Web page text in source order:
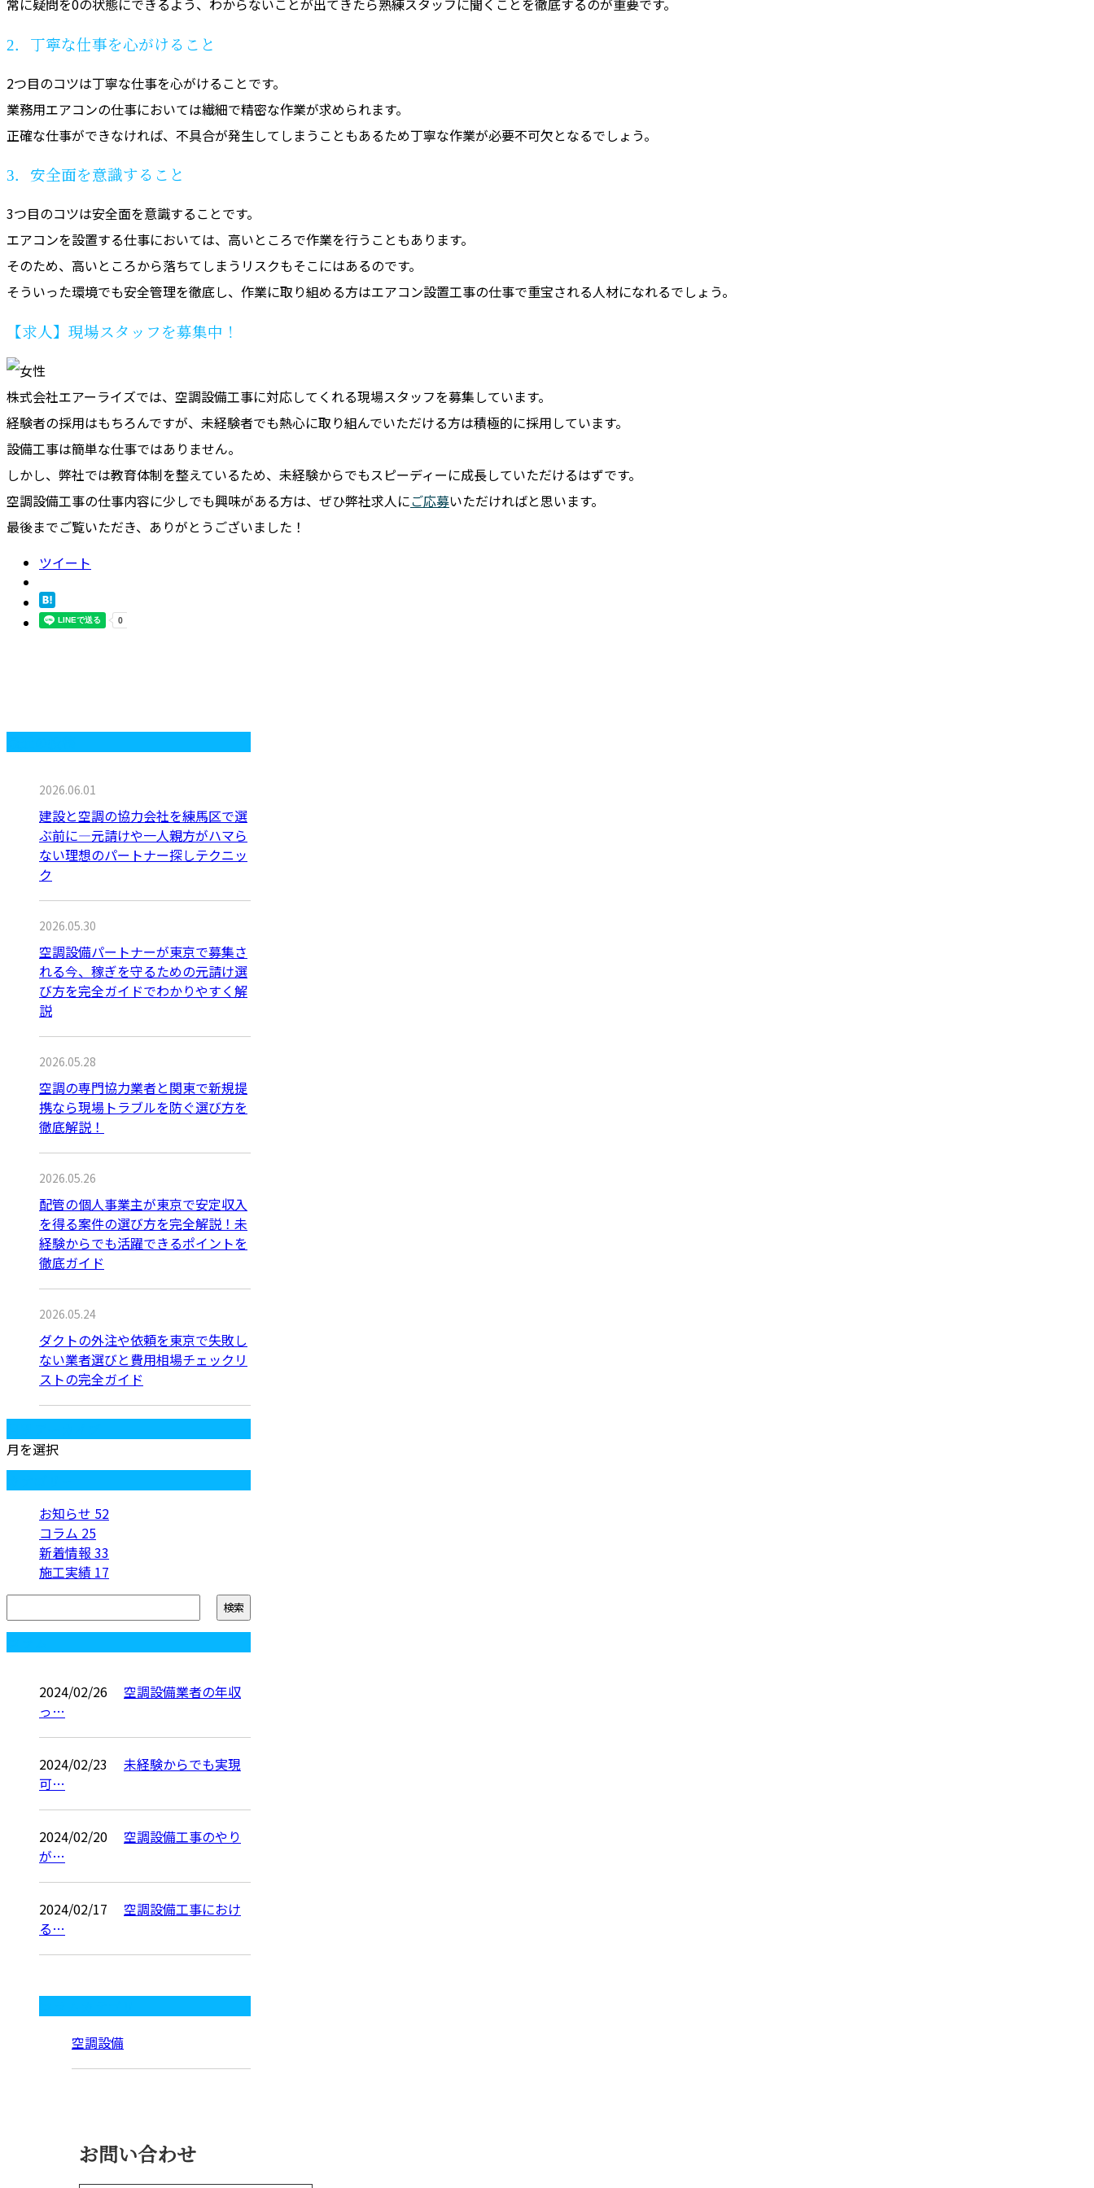
常に疑問を0の状態にできるよう、わからないことが出てきたら熟練スタッフに聞くことを徹底するのが重要です。
2．丁寧な仕事を心がけること
2つ目のコツは丁寧な仕事を心がけることです。
業務用エアコンの仕事においては繊細で精密な作業が求められます。
正確な仕事ができなければ、不具合が発生してしまうこともあるため丁寧な作業が必要不可欠となるでしょう。
3．安全面を意識すること
3つ目のコツは安全面を意識することです。
エアコンを設置する仕事においては、高いところで作業を行うこともあります。
そのため、高いところから落ちてしまうリスクもそこにはあるのです。
そういった環境でも安全管理を徹底し、作業に取り組める方はエアコン設置工事の仕事で重宝される人材になれるでしょう。
【求人】現場スタッフを募集中！
株式会社エアーライズでは、空調設備工事に対応してくれる現場スタッフを募集しています。
経験者の採用はもちろんですが、未経験者でも熱心に取り組んでいただける方は積極的に採用しています。
設備工事は簡単な仕事ではありません。
しかし、弊社では教育体制を整えているため、未経験からでもスピーディーに成長していただけるはずです。
空調設備工事の仕事内容に少しでも興味がある方は、ぜひ弊社求人にご応募いただければと思います。
最後までご覧いただき、ありがとうございました！
ツイート
2026.06.01
建設と空調の協力会社を練馬区で選
ぶ前に―元請けや一人親方がハマら
ない理想のパートナー探しテクニッ
ク
2026.05.30
空調設備パートナーが東京で募集さ
れる今、稼ぎを守るための元請け選
び方を完全ガイドでわかりやすく解
説
2026.05.28
空調の専門協力業者と関東で新規提
携なら現場トラブルを防ぐ選び方を
徹底解説！
2026.05.26
配管の個人事業主が東京で安定収入
を得る案件の選び方を完全解説！未
経験からでも活躍できるポイントを
徹底ガイド
2026.05.24
ダクトの外注や依頼を東京で失敗し
ない業者選びと費用相場チェックリ
ストの完全ガイド
月を選択
お知らせ 52
コラム 25
新着情報 33
施工実績 17
2024/02/26
空調設備業者の年収
っ…
2024/02/23
未経験からでも実現
可…
2024/02/20
空調設備工事のやり
が…
2024/02/17
空調設備工事におけ
る…
空調設備
お問い合わせ